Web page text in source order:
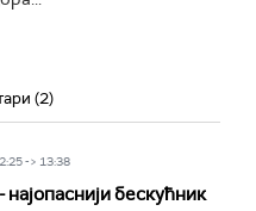
(2)
-> 13:38
бескућник